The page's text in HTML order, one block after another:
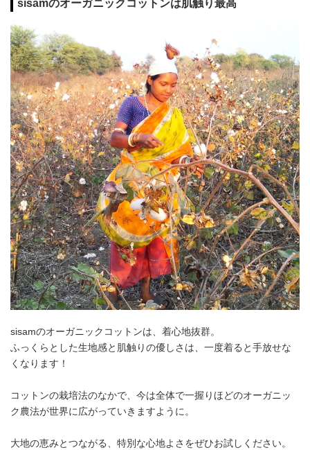
sisamのオーガニックコットンは肌触り最高
sisamのオーガニックコットンは、着心地抜群。
ふっくらとした生地感と肌触りの優しさは、一度着ると手放せな
くなります！
コットンの栽培法のなかで、今は全体で一握りほどのオーガニッ
ク農法が世界に広がっていきますように。
大地の恵みとつながる、特別な心地よさをぜひお試しください。